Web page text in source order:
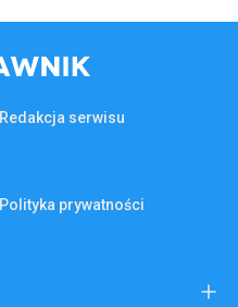
Redakcja serwisu
Polityka prywatności